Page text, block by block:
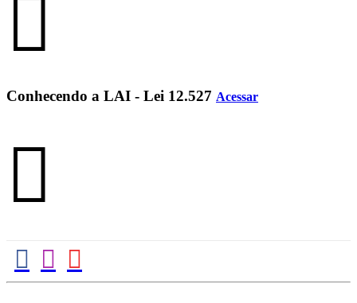
Conhecendo a LAI - Lei 12.527 Acessar